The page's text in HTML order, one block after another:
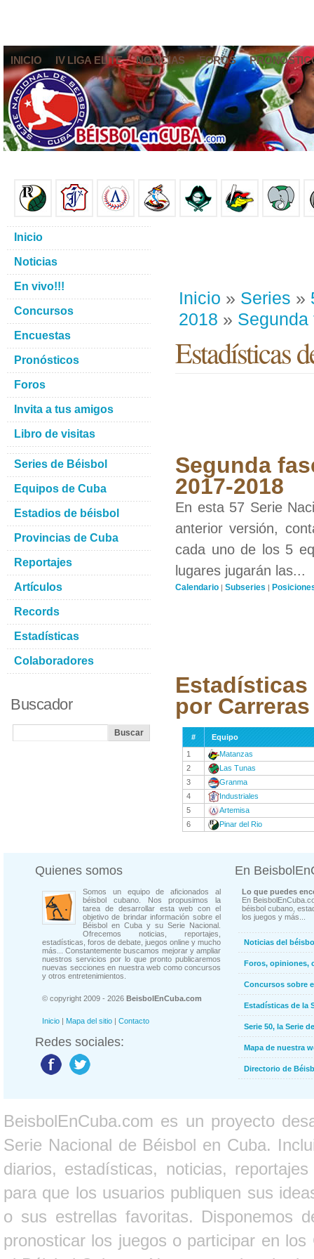
INICIO IV LIGA ELITE NOTICIAS FOROS
Inicio » Series »
2018 » Segunda
Estadísticas
Segunda
2017-2018
En esta 57 Serie
anterior versión,
cada uno de los 5
lugares jugarán las...
Calendario | Subseries |
por
#
Equipo
1
Matanzas
2
Las Tunas
3
Granma
4
Industriales
5
Artemisa
6
Pinar del Rio
Inicio
Noticias
En vivo!!!
Concursos
Encuestas
Pronósticos
Foros
Invita a tus amigos
Libro de visitas
Series de Béisbol
Equipos de Cuba
Estadios de béisbol
Provincias de Cuba
Reportajes
Artículos
Records
Estadísticas
Colaboradores
Buscador
Quienes somos
Somos un equipo de aficionados al
béisbol cubano. Nos propusimos la
tarea de desarrollar esta web con el
objetivo de brindar información sobre el
Béisbol en Cuba y su Serie Nacional.
Ofrecemos noticias, reportajes,
estadísticas, foros de debate, juegos online y mucho
más... Constantemente buscamos mejorar y ampliar
nuestros servicios por lo que pronto publicaremos
nuevas secciones en nuestra web como concursos
y otros entretenimientos.
© copyright 2009 - 2026 BeisbolEnCuba.com
Inicio | Mapa del sitio | Contacto
Redes sociales:
En
Lo que puedes
En
béisbol cubano,
los juegos y más...
Noticias del
Foros, opiniones,
Concursos sobre
Estadísticas de la
Serie 50, la Serie
Mapa de nuestra
Directorio de
BeisbolEnCuba.com es un proyecto
Serie Nacional de Béisbol en Cuba.
diarios, estadísticas, noticias,
para que los usuarios publiquen sus
o sus estrellas favoritas. Disponemos
pronosticar los juegos o participar en